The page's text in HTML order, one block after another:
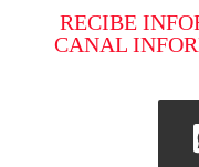
RECIBE
CANAL